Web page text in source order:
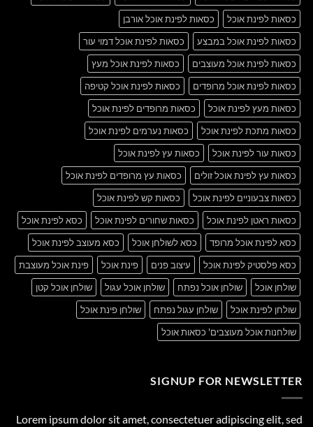
כסאות לפינת אוכל
כסאות לפינת אוכל אורבן
כסאות לפינת אוכל במבצע
כסאות לפינת אוכל דמוי עור
כסאות לפינת אוכל מעוצבים
כסאות לפינת אוכל מעץ
כסאות לפינת אוכל מרופדים
כסאות לפינת אוכל קטיפה
כסאות מעץ לפינת אוכל
כסאות מרופדים לפינת אוכל
כסאות מתכת לפינת אוכל
כסאות נערמים לפינת אוכל
כסאות עור לפינת אוכל
כסאות עץ לפינת אוכל
כסאות עץ לפינת אוכל זולים
כסאות עץ מרופדים לפינת אוכל
כסאות צבעוניים לפינת אוכל
כסאות קש לפינת אוכל
כסאות ראטן לפינת אוכל
כסאות שחורים לפינת אוכל
כסא לפינת אוכל
כסא לפינת אוכל מרופד
כסא לשולחן אוכל
כסא מעוצב לפינת אוכל
כסא פלסטיק לפינת אוכל
עיצוב פנים פינת אוכל
פינת אוכל מעוצבת
שולחן אוכל
שולחן אוכל נפתח שולחן אוכל עגול
שולחן אוכל קטן
שולחן לפינת אוכל
שולחן עגול נפתח
שולחן פינת אוכל
שולחנות אוכל מעוצבים' כסאות אוכל
SIGNUP FOR NEWSLETTER
Lorem ipsum dolor sit amet, consectetuer adipiscing elit, sed